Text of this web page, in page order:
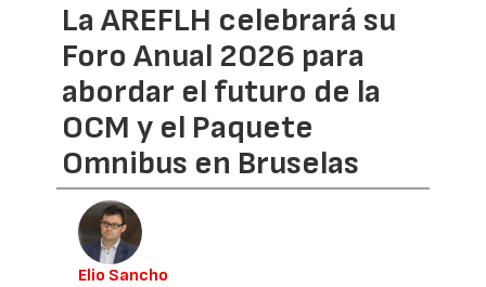
La AREFLH celebrará su
Foro Anual 2026 para
abordar el futuro de la
OCM y el Paquete
Omnibus en Bruselas
Elio Sancho